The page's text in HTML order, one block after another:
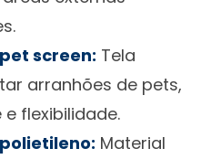
screen: Tela
arranhões de pets,
flexibilidade.
Material